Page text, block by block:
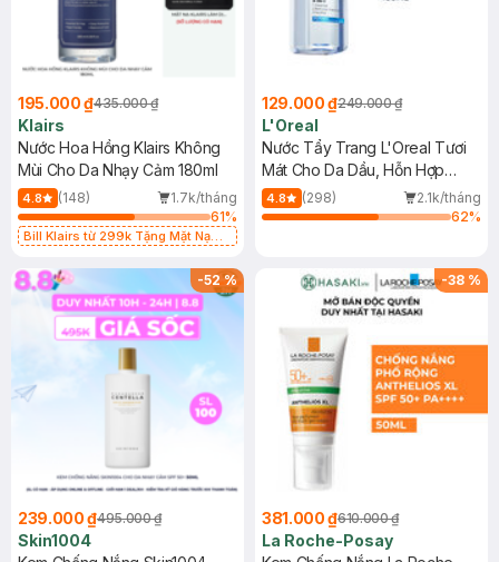
195.000 ₫435.000 ₫
Klairs
Nước Hoa Hồng Klairs Không
Mùi Cho Da Nhạy Cảm 180ml
4.8 (148)
1.7k/tháng
61%
Bill Klairs từ 299k Tặng Mặt Nạ
25ml (SL Có Hạn)
129.000 ₫249.000 ₫
L'Oreal
Nước Tẩy Trang L'Oreal Tươi
Mát Cho Da Dầu, Hỗn Hợp
400ml
4.8 (298)
2.1k/tháng
62%
-52%
239.000 ₫495.000 ₫
Skin1004
-38 %
381.000 ₫610.000 ₫
La Roche-Posay